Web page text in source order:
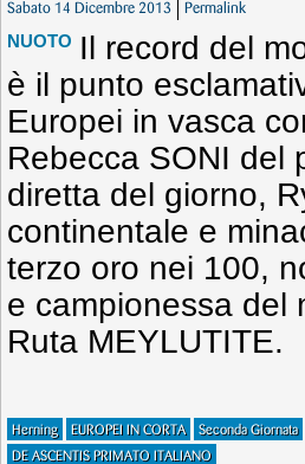
Sabato 14 Dicembre 2013 Permalink
NUOTO Il record del
è il punto
Europei in vasca
Rebecca SONI del
diretta del giorno,
continentale e
terzo oro nei 100,
e campionessa del
Ruta MEYLUTITE.
Herning EUROPEI IN CORTA Seconda Giornata
DE ASCENTIS PRIMATO ITALIANO